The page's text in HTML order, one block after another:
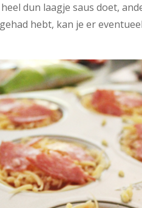
dun laagje saus doet,
hebt, kan je er